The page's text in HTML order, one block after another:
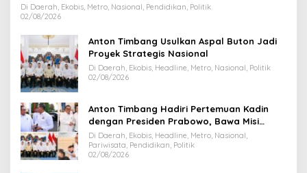
Di Daerah, Ekobis, Metro, Nasional, Pendidikan, Politik
02/08/2026
Anton Timbang Usulkan Aspal Buton Jadi
Proyek Strategis Nasional
Di Daerah, Ekobis, Headline, Metro, Nasional, Politik
02/08/2026
Anton Timbang Hadiri Pertemuan Kadin
dengan Presiden Prabowo, Bawa Misi
Majukan Ekonomi Sultra
Di Daerah, Ekobis, Headline, Metro, Nasional,
Pariwisata, Pendidikan, Politik
02/08/2026